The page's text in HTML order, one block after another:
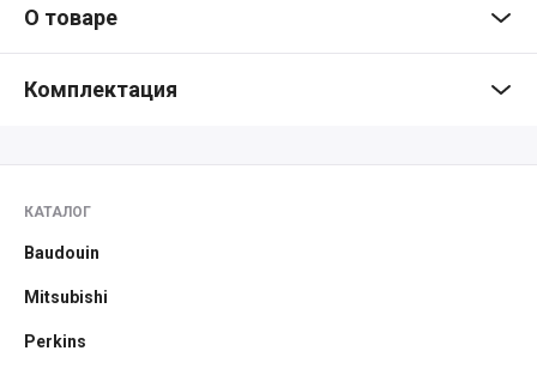
О товаре
Комплектация
КАТАЛОГ
Baudouin
Mitsubishi
Perkins